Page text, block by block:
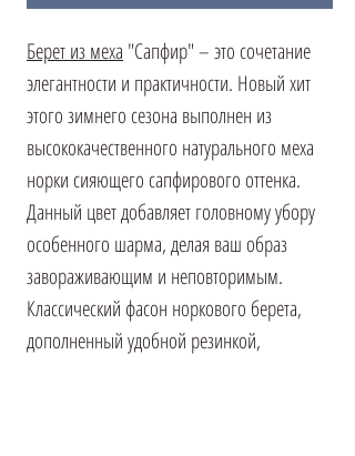
Берет из меха "Сапфир" – это сочетание
элегантности и практичности. Новый хит
этого зимнего сезона выполнен из
высококачественного натурального меха
норки сияющего сапфирового оттенка.
Данный цвет добавляет головному убору
особенного шарма, делая ваш образ
завораживающим и неповторимым.
Классический фасон норкового берета,
дополненный удобной резинкой,